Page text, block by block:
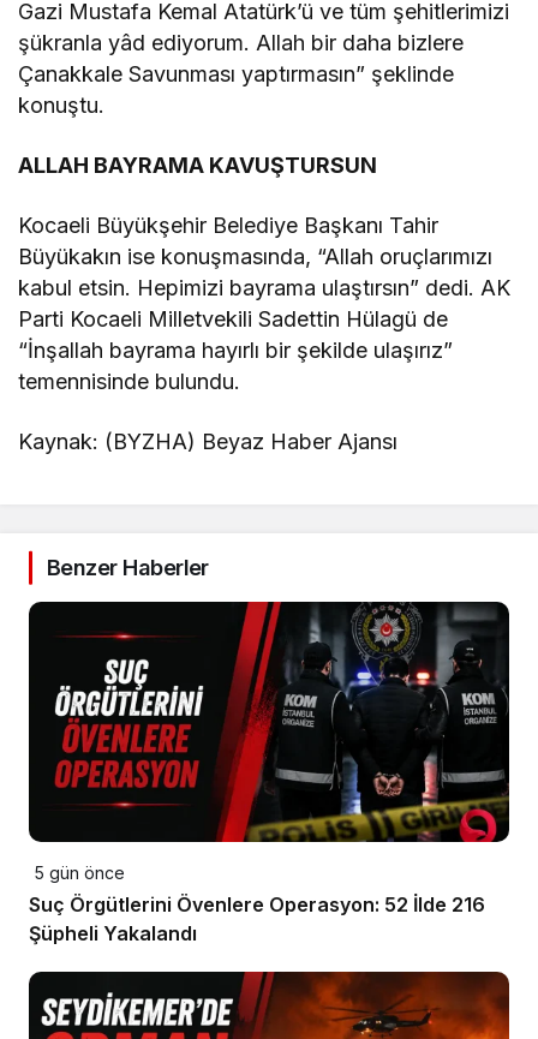
Gazi Mustafa Kemal Atatürk’ü ve tüm şehitlerimizi
şükranla yâd ediyorum. Allah bir daha bizlere
Çanakkale Savunması yaptırmasın” şeklinde
konuştu.
ALLAH BAYRAMA KAVUŞTURSUN
Kocaeli Büyükşehir Belediye Başkanı Tahir
Büyükakın ise konuşmasında, “Allah oruçlarımızı
kabul etsin. Hepimizi bayrama ulaştırsın” dedi. AK
Parti Kocaeli Milletvekili Sadettin Hülagü de
“İnşallah bayrama hayırlı bir şekilde ulaşırız”
temennisinde bulundu.
Kaynak: (BYZHA) Beyaz Haber Ajansı
Benzer Haberler
5 gün önce
Suç Örgütlerini Övenlere Operasyon: 52 İlde 216
Şüpheli Yakalandı